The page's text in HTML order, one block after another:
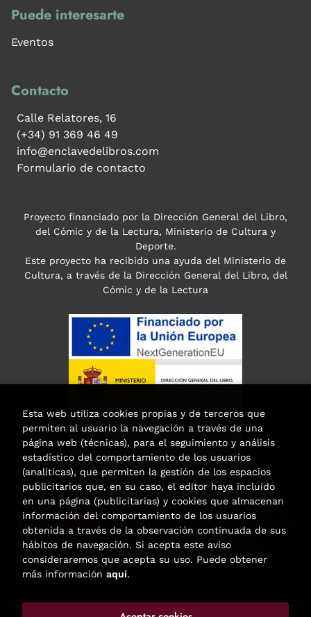
Puede interesarte
Eventos
Contacto
Calle Relatores, 16
(+34) 91 369 46 49
info@enclavedelibros.com
Formulario de contacto
Proyecto financiado por la Dirección General del Libro,
del Cómic y de la Lectura, Ministerio de Cultura y
Deporte.
Este proyecto ha recibido una ayuda del Ministerio de
Cultura, a través de la Dirección General del Libro, del
Cómic y de la Lectura
Esta actividad ha recibido una ayuda
para la modernización de las librerías de
la Comunidad de Madrid
correspondiente al año 2025.
Esta web utiliza cookies propias y de terceros que
permiten al usuario la navegación a través de una
página web (técnicas), para el seguimiento y análisis
estadístico del comportamiento de los usuarios
(analíticas), que permiten la gestión de los espacios
publicitarios que, en su caso, el editor haya incluido
en una página (publicitarias) y cookies que almacenan
información del comportamiento de los usuarios
obtenida a través de la observación continuada de sus
hábitos de navegación. Si acepta este aviso
consideraremos que acepta su uso. Puede obtener
más información aquí.